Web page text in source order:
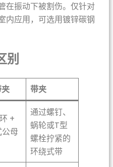
在振动下被割伤。仅针对
内应用，可选用镀锌碳钢
别
带夹
+
母
通过螺钉、
蜗轮或T型
螺栓拧紧的
环绕式带